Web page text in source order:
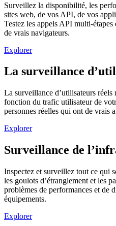
Surveillez la disponibilité, les
sites web, de vos API, de vos
Testez les appels API multi-
de vrais navigateurs.
Explorer
La surveillance
La surveillance d’utilisateurs réels
fonction du trafic utilisateur de
personnes réelles qui ont de vrais
Explorer
Surveillance de
Inspectez et surveillez tout ce qui
les goulots d’étranglement et les
problèmes de performances et de
équipements.
Explorer